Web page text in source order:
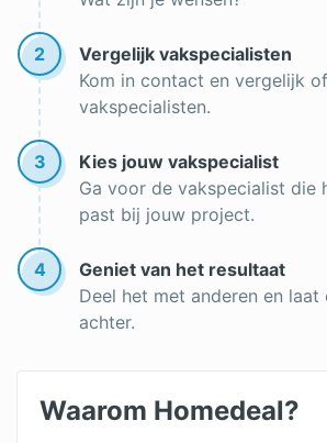
2
Vergelijk vakspecialisten
Kom in contact en vergelijk
vakspecialisten.
3
Kies jouw vakspecialist
Ga voor de vakspecialist die
past bij jouw project.
4
Geniet van het resultaat
Deel het met anderen en laat
achter.
Waarom Homedeal?